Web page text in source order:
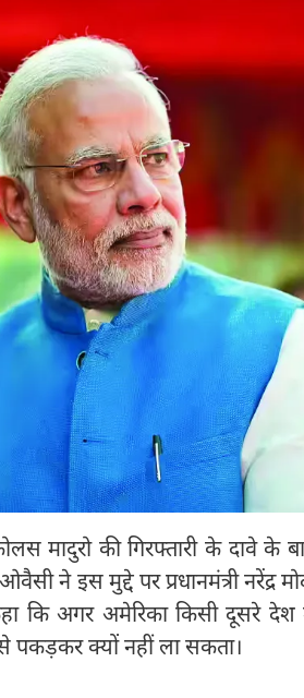
मादुरो की गिरफ्तारी के दावे के
ने इस मुद्दे पर प्रधानमंत्री नरेंद्र
कि अगर अमेरिका किसी दूसरे देश
पकड़कर क्यों नहीं ला सकता।